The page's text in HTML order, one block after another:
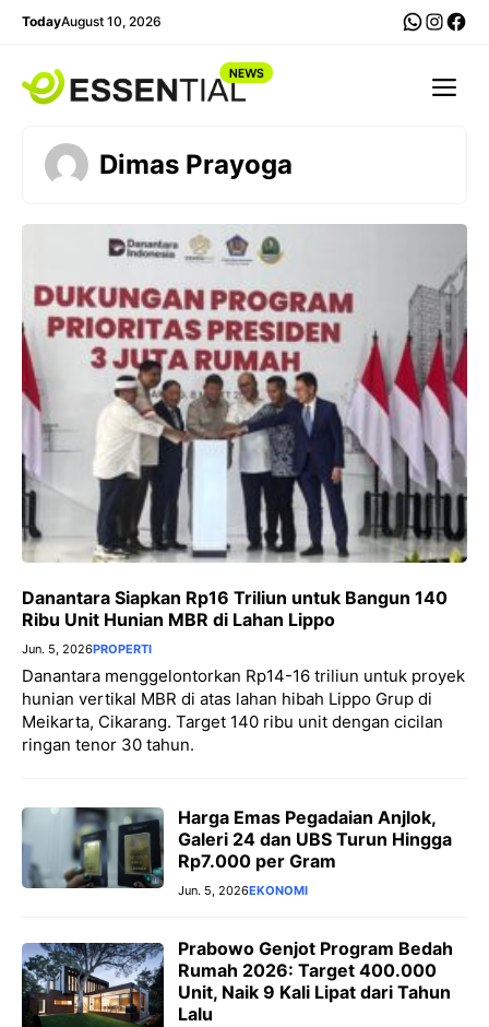
Skip
content
TodayAugust 10, 2026
Dimas Prayoga
Danantara Siapkan Rp16 Triliun untuk Bangun 140
Ribu Unit Hunian MBR di Lahan Lippo
Jun. 5, 2026PROPERTI
Danantara menggelontorkan Rp14-16 triliun untuk proyek
hunian vertikal MBR di atas lahan hibah Lippo Grup di
Meikarta, Cikarang. Target 140 ribu unit dengan cicilan
ringan tenor 30 tahun.
Harga Emas Pegadaian Anjlok,
Galeri 24 dan UBS Turun Hingga
Rp7.000 per Gram
Jun. 5, 2026EKONOMI
Prabowo Genjot Program Bedah
Rumah 2026: Target 400.000
Unit, Naik 9 Kali Lipat dari Tahun
Lalu